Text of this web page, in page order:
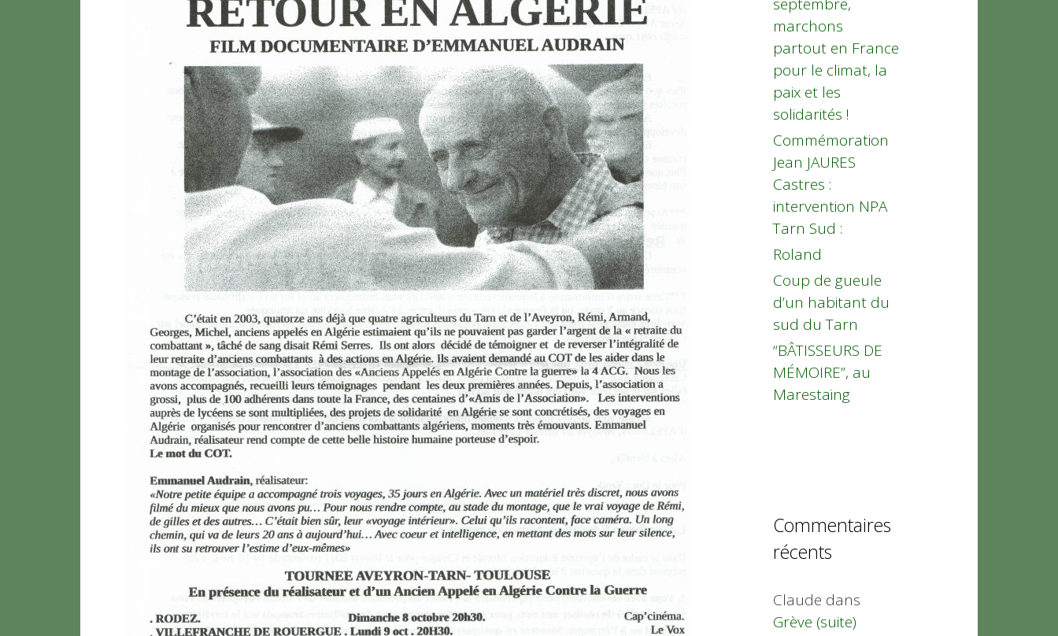
marchons
partout en France
pour le climat, la
paix et les
solidarités !
Commémoration
Jean JAURES
Castres :
intervention NPA
Tarn Sud :
Roland
Coup de gueule
d’un habitant du
sud du Tarn
“BÂTISSEURS DE
MÉMOIRE”, au
Marestaing
Commentaires
récents
Claude dans
Grève (suite)